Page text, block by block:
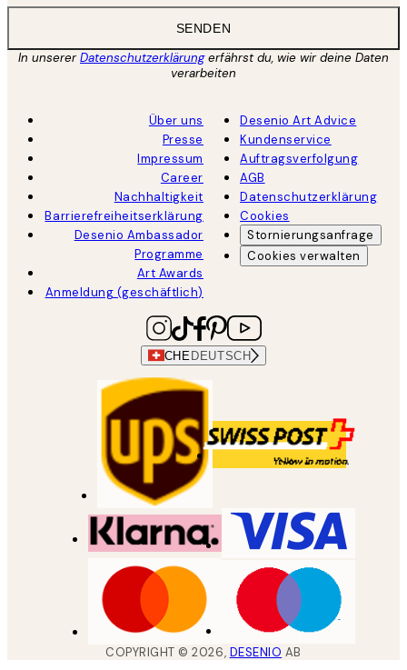
SENDEN
In unsererDatenschutzerklärungerfährst du, wie wir deine Daten
verarbeiten
Über uns
Presse
Impressum
Career
Nachhaltigkeit
Barrierefreiheitserklärung
Desenio Ambassador
Programme
Art Awards
Anmeldung (geschäftlich)
Desenio Art Advice
Kundenservice
Auftragsverfolgung
AGB
Datenschutzerklärung
Cookies
Stornierungsanfrage
Cookies verwalten
CHE DEUTSCH
COPYRIGHT ©2026, DESENIO AB